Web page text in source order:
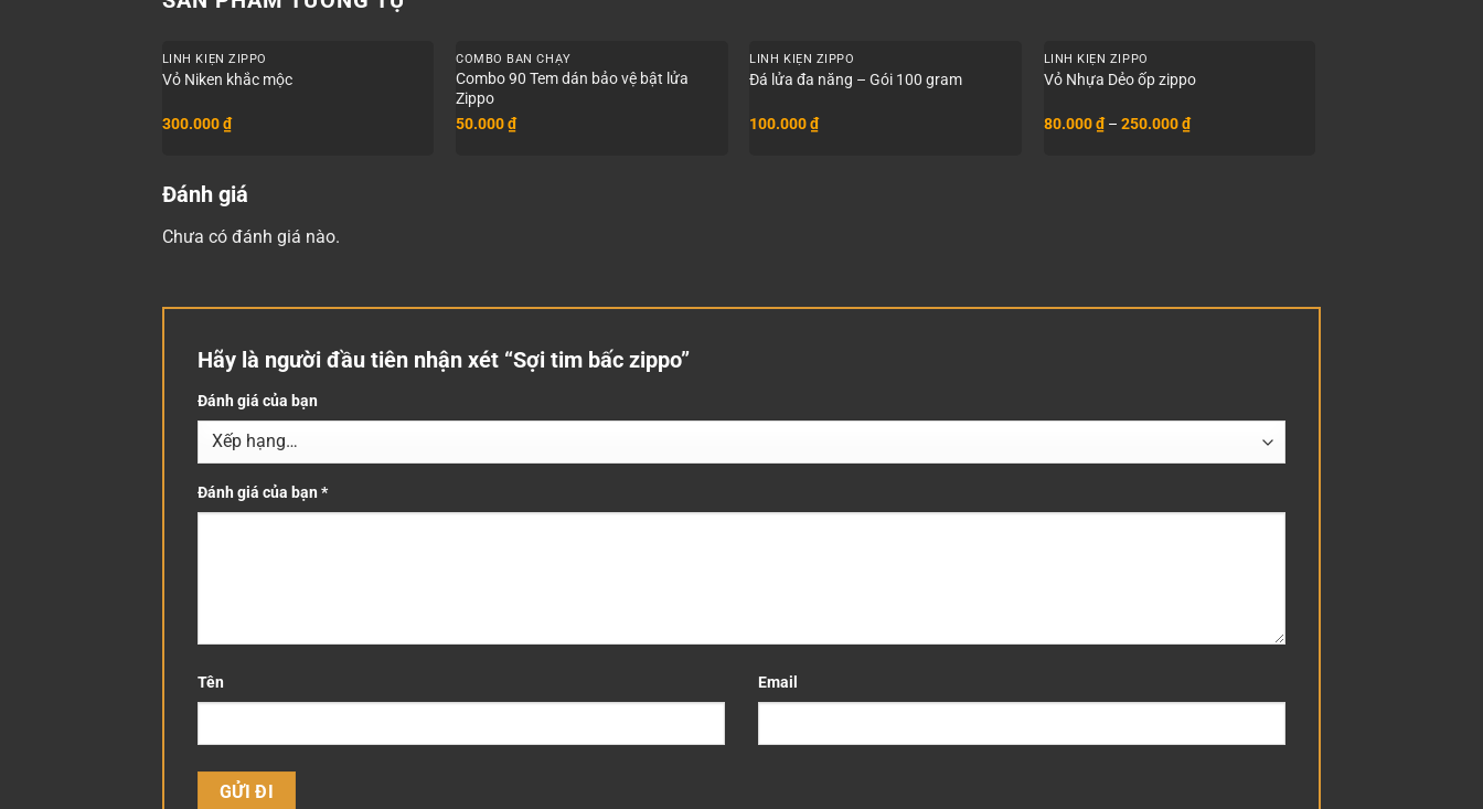
LINH KIỆN ZIPPO
Vỏ Niken khắc mộc
300.000₫
COMBO BÁN CHẠY
Combo 90 Tem dán bảo vệ bật lửa
Zippo
50.000₫
LINH KIỆN ZIPPO
Đá lửa đa năng – Gói 100 gram
100.000₫
LINH KIỆN ZIPPO
Vỏ Nhựa Dẻo ốp zippo
80.000₫ – 250.000₫Khoảng
giá:
Đánh giá
Chưa có đánh giá nào.
Hãy là người đầu tiên nhận xét “Sợi tim bấc zippo”
Đánh giá của bạn
Đánh giá của bạn *
Tên Email